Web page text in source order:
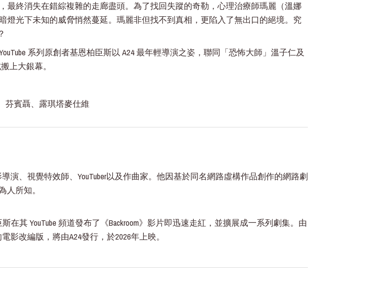
最終消失在錯綜複雜的走廊盡頭。為了找回失蹤的奇勒，心理治療師瑪麗（溫娜
燈光下未知的威脅悄然蔓延。瑪麗非但找不到真相，更陷入了無出口的絕境。究
系列原創者基恩柏臣斯以 A24 最年輕導演之姿，聯同「恐怖大師」溫子仁及
上大銀幕。
芬賓聶、露琪塔麥仕維
演、視覺特效師、YouTuber以及作曲家。他因基於同名網路虛構作品創作的網路劇
人所知。
在其 YouTube 頻道發布了《Backroom》影片即迅速走紅，並擴展成一系列劇集。由
影改編版，將由A24發行，於2026年上映。